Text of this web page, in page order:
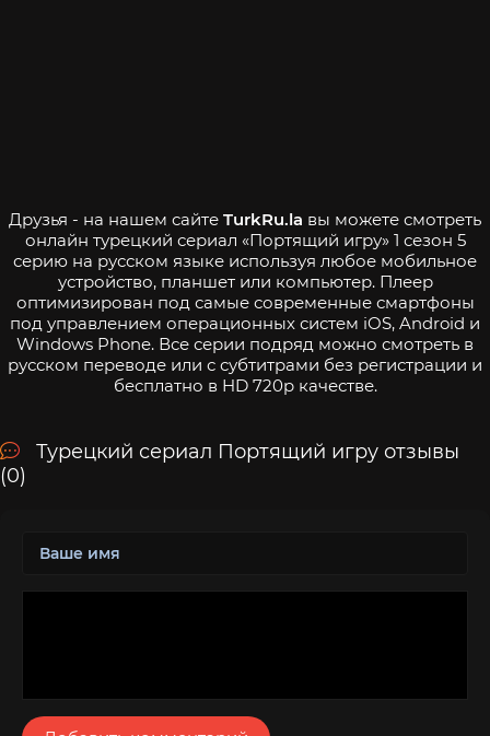
Друзья - на нашем сайте TurkRu.la вы можете смотреть
онлайн турецкий сериал «Портящий игру» 1 сезон 5
серию на русском языке используя любое мобильное
устройство, планшет или компьютер. Плеер
оптимизирован под самые современные смартфоны
под управлением операционных систем iOS, Android и
Windows Phone. Все серии подряд можно смотреть в
русском переводе или с субтитрами без регистрации и
бесплатно в HD 720p качестве.
Турецкий сериал Портящий игру отзывы
(0)